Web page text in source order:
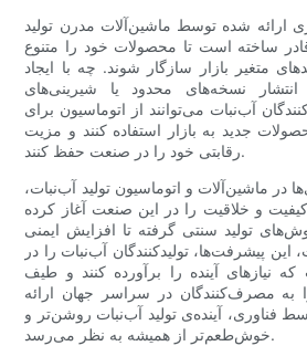
ارائه شده توسط ماشین‌آلات مدرن تولید
قادر ساخته است تا محصولات خود را متنوع
متغیر بازار سازگار شوند. چه با ایجاد
نسخه‌های محدود یا شیرینی‌های
آب‌نبات می‌توانند از اتوماسیون برای
جدید به بازار استفاده کنند و مزیت
رقابتی خود را در صنعت حفظ کنند.
در ماشین‌آلات و اتوماسیون تولید آب‌نبات،
و خلاقیت را در این صنعت آغاز کرده
تولید سنتی گرفته تا افزایش ایمنی
این پیشرفت‌ها، تولیدکنندگان آب‌نبات را در
نیازهای آینده را برآورده کنند و طیف
به مصرف‌کنندگان در سراسر جهان ارائه
فناوری، آینده‌ی تولید آب‌نبات روشن‌تر و
خوش‌طعم‌تر از همیشه به نظر می‌رسد.